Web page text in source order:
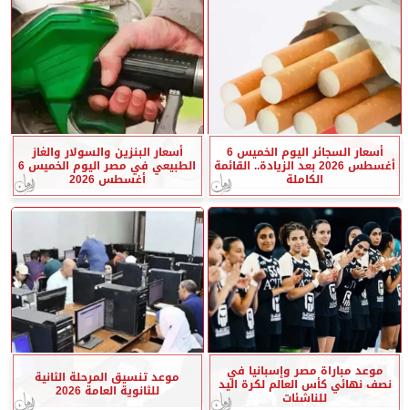
أسعار السجائر اليوم الخميس 6
أغسطس 2026 بعد الزيادة.. القائمة
الكاملة
أسعار البنزين والسولار والغاز
الطبيعي في مصر اليوم الخميس 6
أغسطس 2026
موعد مباراة مصر وإسبانيا في
نصف نهائي كأس العالم لكرة اليد
للناشئات
موعد تنسيق المرحلة الثانية
للثانوية العامة 2026